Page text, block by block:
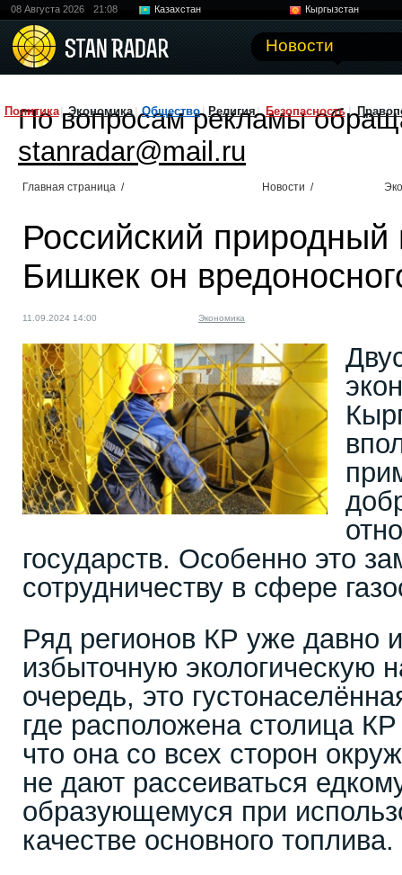
08 Августа 2026 21:08 Казахстан
Кыргызстан
Новости
Политика Экономика Общество Религия Безопасность
По вопросам рекламы
stanradar@mail.ru
Главная страница / Новости /
Российский природный
Бишкек он
11.09.2024 14:00 Экономика
государств. Особенно это
сотрудничеству в сфере
Ряд регионов КР уже давно
избыточную экологическую
очередь, это
где расположена столица
что она со всех сторон
не дают рассеиваться
образующемуся при
качестве основного топлива.